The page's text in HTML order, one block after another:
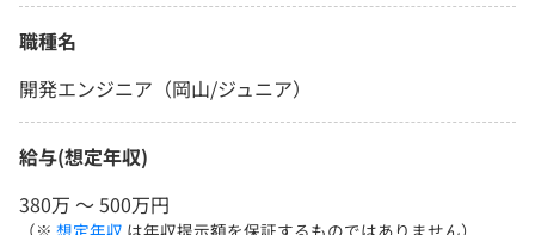
職種名
開発エンジニア（岡山/ジュニア）
給与(想定年収)
380万 〜 500万円